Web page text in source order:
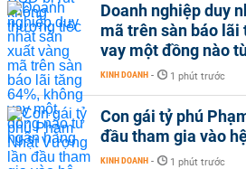
Doanh nghiệp duy
mã trên sàn báo lãi
vay một đồng nào
KINH DOANH - 1 phút trước
Con gái tỷ phú
đầu tham gia vào
KINH DOANH - 1 phút trước